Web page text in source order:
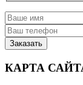
КАРТА